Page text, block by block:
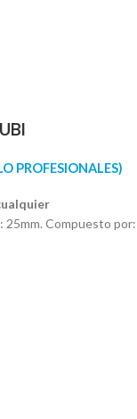
PROFESIONALES)
25mm. Compuesto por: